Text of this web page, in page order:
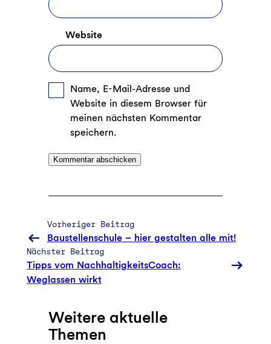
Website
Name, E-Mail-Adresse und
Website in diesem Browser für
meinen nächsten Kommentar
speichern.
Vorheriger Beitrag
Baustellenschule – hier gestalten alle mit!
Nächster Beitrag
Tipps vom NachhaltigkeitsCoach:
Weglassen wirkt
Weitere aktuelle
Themen